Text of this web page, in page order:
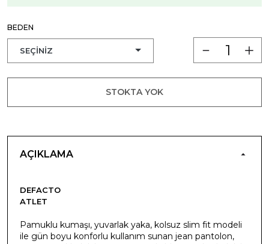
BEDEN
STOKTA YOK
AÇIKLAMA
DEFACTO
ATLET
Pamuklu kumaşı, yuvarlak yaka, kolsuz slim fit modeli
ile gün boyu konforlu kullanım sunan jean pantolon,